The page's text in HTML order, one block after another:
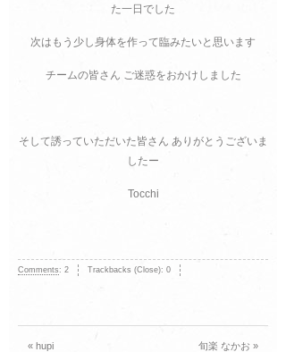
た一日でした
次はもう少し身体を作って臨みたいと思います
チームの皆さん ご迷惑をおかけしました
そして誘っていただいた皆さん ありがとうございま
したー
Tocchi
Comments: 2 Trackbacks (Close): 0
« hupi 旬楽 なかお »